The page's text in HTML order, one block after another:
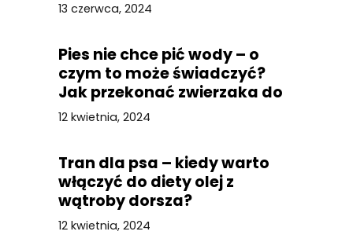
13 czerwca, 2024
Pies nie chce pić wody – o
czym to może świadczyć?
Jak przekonać zwierzaka do
picia?
12 kwietnia, 2024
Tran dla psa – kiedy warto
włączyć do diety olej z
wątroby dorsza?
12 kwietnia, 2024